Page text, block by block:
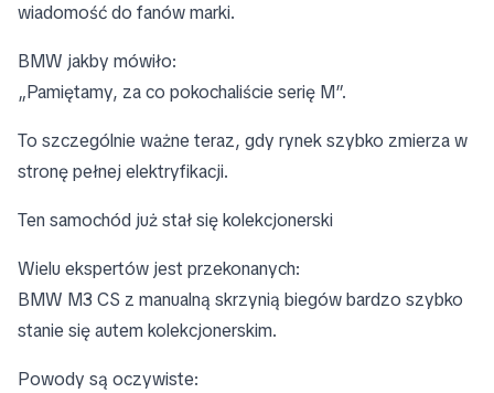
wiadomość do fanów marki.
BMW jakby mówiło:
„Pamiętamy, za co pokochaliście serię M”.
To szczególnie ważne teraz, gdy rynek szybko zmierza w
stronę pełnej elektryfikacji.
Ten samochód już stał się kolekcjonerski
Wielu ekspertów jest przekonanych:
BMW M3 CS z manualną skrzynią biegów bardzo szybko
stanie się autem kolekcjonerskim.
Powody są oczywiste: